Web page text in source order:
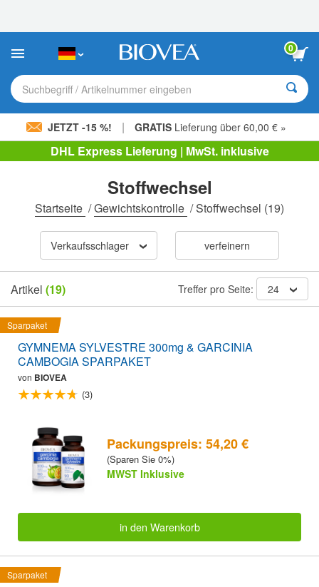
Sie:
Website
ein
Barrierefreiheitssystem.
0
Suchbegriff / Artikelnummer eingeben
JETZT -15 %! | GRATISLieferung über 60,00 € »
DHL Express Lieferung | MwSt. inklusive
Stoffwechsel
Startseite /Gewichtskontrolle /Stoffwechsel (19)
Verkaufsschlager verfeinern
Artikel (19) Treffer pro Seite: 24
Sparpaket
GYMNEMA SYLVESTRE 300mg & GARCINIA
CAMBOGIA SPARPAKET
von BIOVEA
(3)
Packungspreis: 54,20 €
(Sparen Sie 0%)
MWST Inklusive
in den Warenkorb
Sparpaket